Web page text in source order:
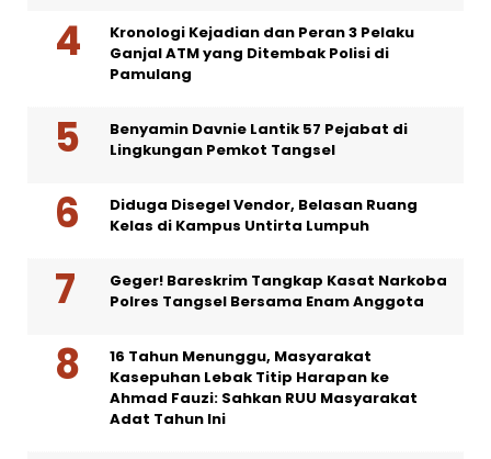
Kronologi Kejadian dan Peran 3 Pelaku
Ganjal ATM yang Ditembak Polisi di
Pamulang
Benyamin Davnie Lantik 57 Pejabat di
Lingkungan Pemkot Tangsel
Diduga Disegel Vendor, Belasan Ruang
Kelas di Kampus Untirta Lumpuh
Geger! Bareskrim Tangkap Kasat Narkoba
Polres Tangsel Bersama Enam Anggota
16 Tahun Menunggu, Masyarakat
Kasepuhan Lebak Titip Harapan ke
Ahmad Fauzi: Sahkan RUU Masyarakat
Adat Tahun Ini